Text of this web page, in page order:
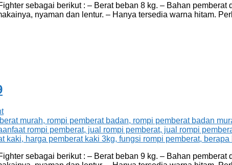
sebagai berikut : – Berat beban 8 kg. – Bahan pemberat
nyaman dan lentur. – Hanya tersedia warna hitam.
sebagai berikut : – Berat beban 9 kg. – Bahan pemberat